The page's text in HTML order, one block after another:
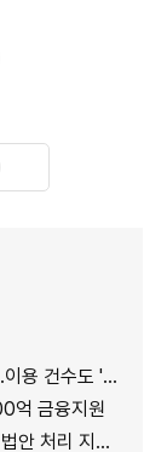
도 '역대 최대'
억 금융지원
4000달러대 횡보